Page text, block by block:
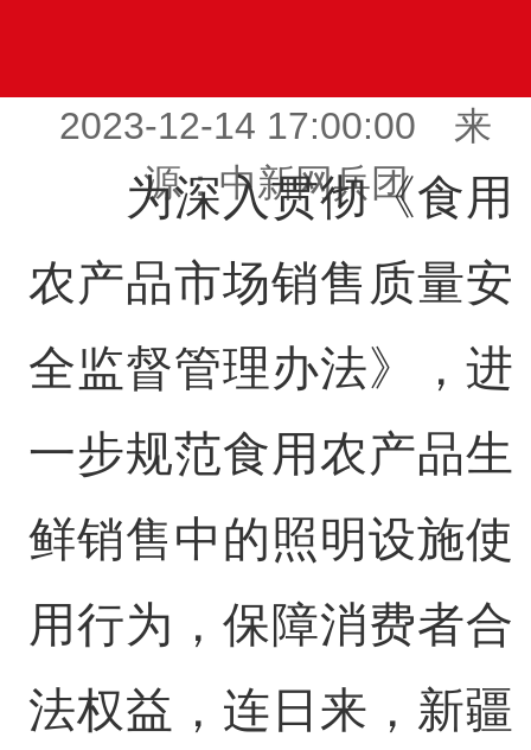
2023-12-14 17:00:00 来
源：中新网兵团
为深入贯彻《食用
农产品市场销售质量安
全监督管理办法》，进
一步规范食用农产品生
鲜销售中的照明设施使
用行为，保障消费者合
法权益，连日来，新疆